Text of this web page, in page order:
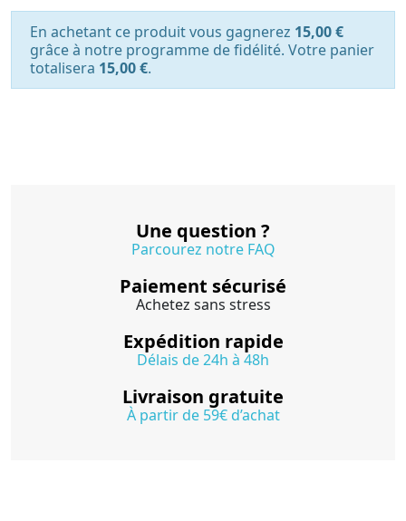
En achetant ce produit vous gagnerez 15,00 €
grâce à notre programme de fidélité. Votre panier
totalisera 15,00 €.
Une question ?
Parcourez notre FAQ
Paiement sécurisé
Achetez sans stress
Expédition rapide
Délais de 24h à 48h
Livraison gratuite
À partir de 59€ d’achat